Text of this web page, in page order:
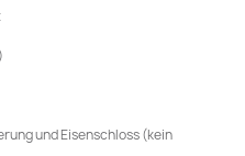
und Eisenschloss (kein